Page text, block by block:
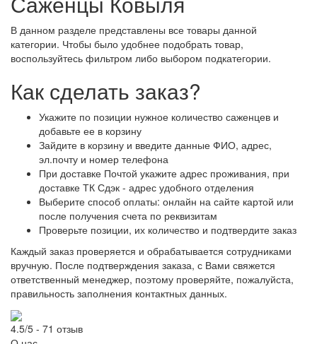
В данном разделе представлены все товары данной
категории. Чтобы было удобнее подобрать товар,
воспользуйтесь фильтром либо выбором подкатегории.
Как сделать заказ?
Укажите по позиции нужное количество саженцев и
добавьте ее в корзину
Зайдите в корзину и введите данные ФИО, адрес,
эл.почту и номер телефона
При доставке Почтой укажите адрес проживания, при
доставке ТК Сдэк - адрес удобного отделения
Выберите способ оплаты: онлайн на сайте картой или
после получения счета по реквизитам
Проверьте позиции, их количество и подтвердите заказ
Каждый заказ проверяется и обрабатывается сотрудниками
вручную. После подтверждения заказа, с Вами свяжется
ответственный менеджер, поэтому проверяйте, пожалуйста,
правильность заполнения контактных данных.
4.5/5 - 71 отзыв